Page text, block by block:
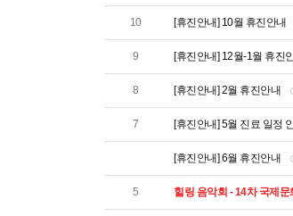
10 [휴진안내] 10월 휴진안내
9 [휴진안내] 12월-1월 휴진
8 [휴진안내] 2월 휴진안내
7 [휴진안내] 5월 진료 일정
[휴진안내] 6월 휴진안내
5 힐링 음악회 - 14차 국제문